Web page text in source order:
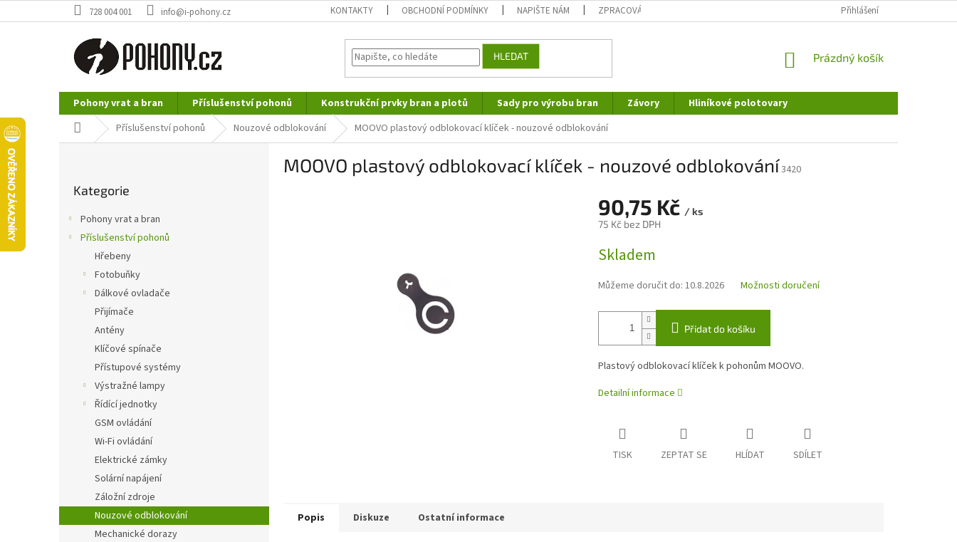
na
728 004 001 info@i-pohony.cz KONTAKTY OBCHODNÍ PODMÍNKY NAPIŠTE NÁM ZPRACOVÁNÍ OSOBNÍCH ÚDAJŮ REKLAMAČNÍ ŘÁD
Přihlášení
HLEDAT
NÁKUPNÍ
Prázdný košík
Pohony vrat a bran Příslušenství pohonů Konstrukční prvky bran a plotů Sady pro výrobu bran Závory
Hliníkové polotovary
Nerezové polotovary
Hutní materiál
Domů Příslušenství pohonů Nouzové odblokování MOOVO plastový odblokovací klíček - nouzové odblokování
kategorie
Kategorie
Pohony vrat a bran
Příslušenství pohonů
Hřebeny
Fotobuňky
Dálkové ovladače
Přijímače
Antény
Klíčové spínače
Přístupové systémy
Výstražné lampy
Řídící jednotky
GSM ovládání
Wi-Fi ovládání
Elektrické zámky
Solární napájení
Záložní zdroje
Nouzové odblokování
Mechanické dorazy
MOOVO plastový odblokovací klíček - nouzové odblokování3420
90,75 Kč / ks
75 Kč bez DPH
cena:
Skladem
Můžeme doručit do: 10.8.2026 Možnosti doručení
Přidat do košíku
Plastový odblokovací klíček k pohonům MOOVO.
Detailní informace
TISK ZEPTAT SE HLÍDAT SDÍLET
Popis Diskuze Ostatní informace